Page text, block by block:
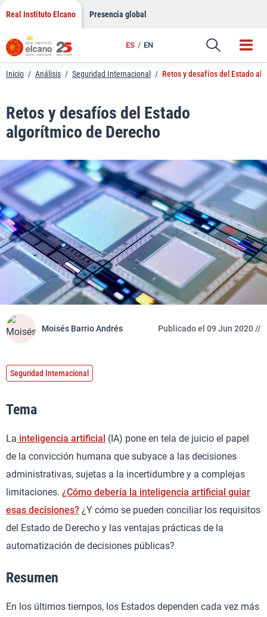
Saltar
contenido
Real Instituto Elcano Presencia global
ES EN
Enlace
Inicio / Análisis / Seguridad Internacional / Retos y desafíos del Estado
Retos y desafíos del Estado
algorítmico de Derecho
Moisés Barrio Andrés Publicado el 09 Jun 2020 //
Seguridad Internacional
Tema
La inteligencia artificial (IA) pone en tela de juicio el papel
de la convicción humana que subyace a las decisiones
administrativas, sujetas a la incertidumbre y a complejas
limitaciones. ¿Cómo debería la inteligencia artificial guiar
esas decisiones? ¿Y cómo se pueden conciliar los requisitos
del Estado de Derecho y las ventajas prácticas de la
automatización de decisiones públicas?
Resumen
En los últimos tiempos, los Estados dependen cada vez más